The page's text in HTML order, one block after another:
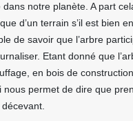
notre planète. A part
d’un terrain s’il est bien
de savoir que l’arbre
Etant donné que
en bois de
nous permet de dire que